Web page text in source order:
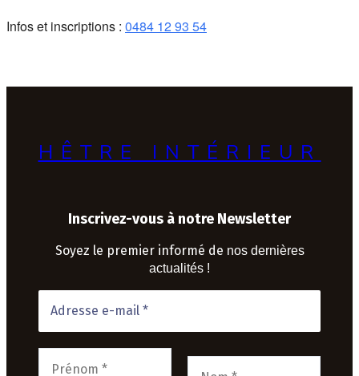
Infos et inscriptions : 0484 12 93 54
HÊTRE INTÉRIEUR
Inscrivez-vous à notre Newsletter
Soyez le premier informé de nos dernières
actualités !